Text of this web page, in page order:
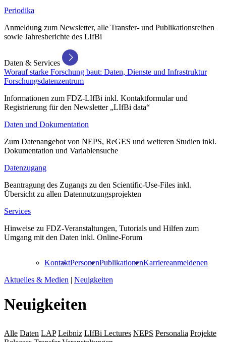
Periodika
Anmeldung zum Newsletter, alle Transfer- und Publikationsreihen
sowie Jahresberichte des LIfBi
Daten & Services
Worauf starke Forschung baut: Daten, Dienste und Infrastruktur
Forschungsdatenzentrum
Informationen zum FDZ-LIfBi inkl. Kontaktformular und
Registrierung für den Newsletter „LIfBi data“
Daten und Dokumentation
Zum Datenangebot von NEPS, ReGES und weiteren Studien inkl.
Dokumentation und Variablensuche
Datenzugang
Beantragung des Zugangs zu den Scientific-Use-Files inkl.
Übersicht zu allen Datennutzungsprojekten
Services
Hinweise zu FDZ-Veranstaltungen, Tutorials und Hilfen zum
Umgang mit den Daten inkl. Online-Forum
KontaktPersonenPublikationenKarriereanmeldenen
Aktuelles & Medien | Neuigkeiten
Neuigkeiten
Alle Daten LAP Leibniz LIfBi Lectures NEPS Personalia Projekte